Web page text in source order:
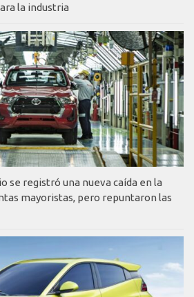
la industria
se registró una nueva caída en la
mayoristas, pero repuntaron las